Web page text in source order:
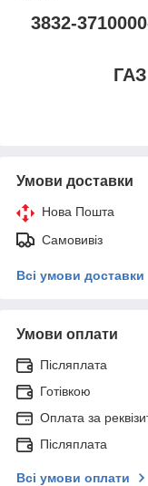
3832-
Умови доставки
Нова Пошта
Самовивіз
Всі умови доставки
Умови оплати
Післяплата
Готівкою
Оплата за
Післяплата
Всі умови оплати